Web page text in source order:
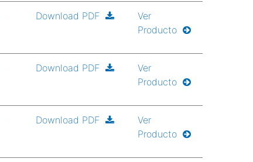
Download PDF
Ver
Producto
Download PDF
Ver
Producto
Download PDF
Ver
Producto